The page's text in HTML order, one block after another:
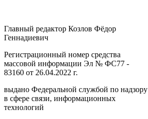
Главный редактор Козлов Фёдор
Геннадиевич
Регистрационный номер средства
массовой информации Эл № ФС77 -
83160 от 26.04.2022 г.
выдано Федеральной службой по надзору
в сфере связи, информационных
технологий